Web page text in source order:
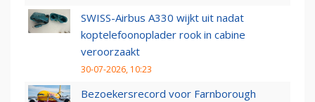
SWISS-Airbus A330 wijkt uit nadat
koptelefoonoplader rook in cabine
veroorzaakt
30-07-2026, 10:23
Bezoekersrecord voor Farnborough